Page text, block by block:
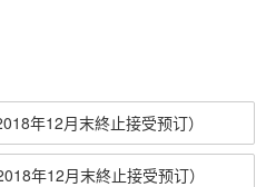
年12月末終止接受预订）
年12月末終止接受预订）